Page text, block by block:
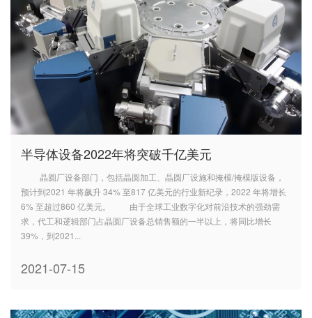
半导体设备2022年将突破千亿美元
晶圆厂设备部门，包括晶圆加工、晶圆厂设施和掩模/掩模版设备，
预计到2021 年将飙升 34% 至817 亿美元的行业新纪录，2022 年将增长
6% 至超过860 亿美元。 由于全球工业数字化对前沿技术的强劲需
求，代工和逻辑部门占晶圆厂设备总销售额的一半以上，将同比增长
39%，到2021...
2021-07-15